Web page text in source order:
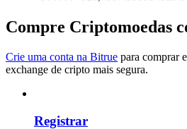
Guia para iniciantes em futuros
Compre Criptomoedas
Crie uma conta na Bitrue para comprar
exchange de cripto mais segura.
Registrar